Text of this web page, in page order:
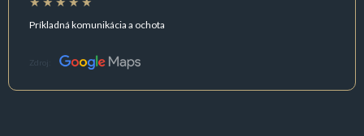
Príkladná komunikácia a ochota
Zdroj: